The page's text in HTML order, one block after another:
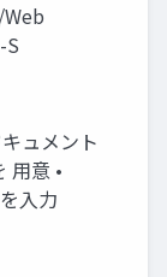
ュメント
用意 •
入力